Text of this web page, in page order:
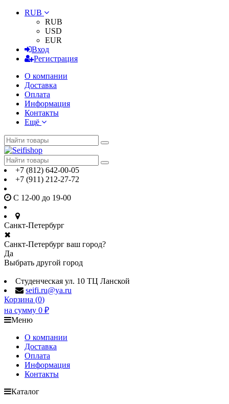
RUB
RUB
USD
EUR
Вход
Регистрация
О компании
Доставка
Оплата
Информация
Контакты
Ещё
+7 (812) 642-00-05
+7 (911) 212-27-72
С 12-00 до 19-00
Санкт-Петербург
✖
Санкт-Петербург ваш город?
Да
Выбрать другой город
Студенческая ул. 10 ТЦ Ланской
seifi.ru@ya.ru
Корзина (0)
на сумму 0 ₽
Меню
О компании
Доставка
Оплата
Информация
Контакты
Каталог